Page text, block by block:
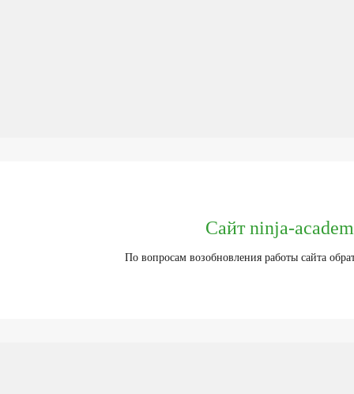
Сайт ninja-
По вопросам возобновления работы сайта